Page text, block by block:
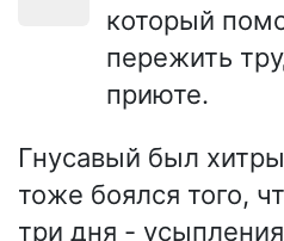
который
пережить
приюте.
Гнусавый был
тоже боялся того,
три дня -